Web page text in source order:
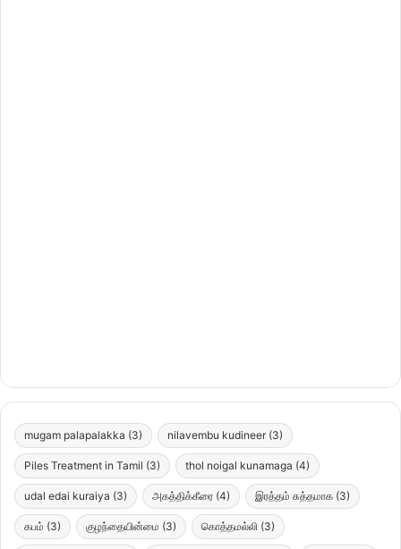
mugam palapalakka (3) nilavembu kudineer (3)
Piles Treatment in Tamil (3) thol noigal kunamaga (4)
udal edai kuraiya (3) அகத்திக்கீரை (4) இரத்தம் சுத்தமாக (3)
கபம் (3) குழந்தையின்மை (3) கொத்தமல்லி (3)